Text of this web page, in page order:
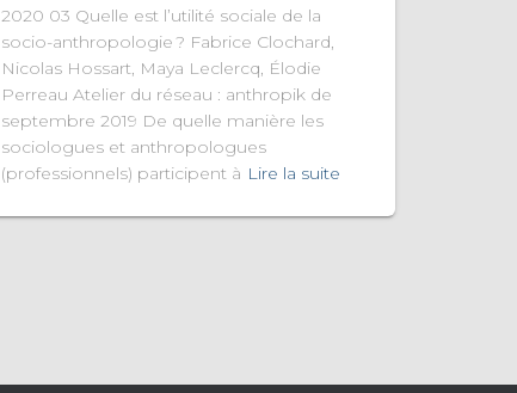
2020 03 Quelle est l’utilité sociale de la
socio-anthropologie ? Fabrice Clochard,
Nicolas Hossart, Maya Leclercq, Élodie
Perreau Atelier du réseau : anthropik de
septembre 2019 De quelle manière les
sociologues et anthropologues
(professionnels) participent à Lire la suite